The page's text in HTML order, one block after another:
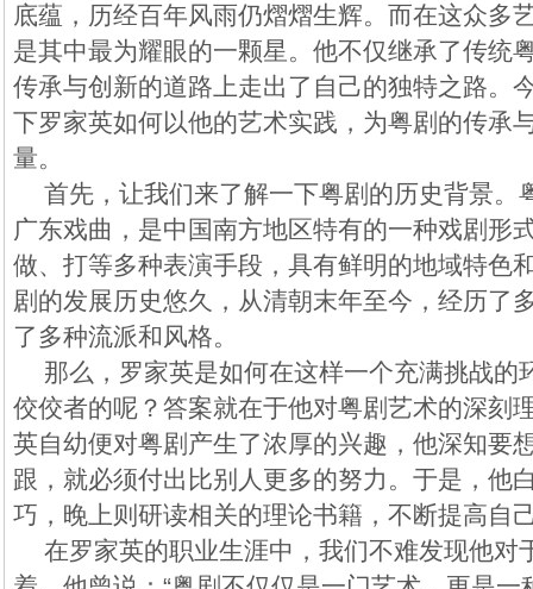
底蕴，历经百年风雨仍熠熠生辉。而在这众多
是其中最为耀眼的一颗星。他不仅继承了传统
传承与创新的道路上走出了自己的独特之路。
下罗家英如何以他的艺术实践，为粤剧的传承
量。
首先，让我们来了解一下粤剧的历史背景。
广东戏曲，是中国南方地区特有的一种戏剧形
做、打等多种表演手段，具有鲜明的地域特色
剧的发展历史悠久，从清朝末年至今，经历了
了多种流派和风格。
那么，罗家英是如何在这样一个充满挑战的
佼佼者的呢？答案就在于他对粤剧艺术的深刻
英自幼便对粤剧产生了浓厚的兴趣，他深知要
跟，就必须付出比别人更多的努力。于是，他
巧，晚上则研读相关的理论书籍，不断提高自
在罗家英的职业生涯中，我们不难发现他对